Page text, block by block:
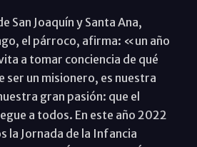
San Joaquín y Santa Ana,
el párroco, afirma: «un año
a tomar conciencia de qué
ser un misionero, es nuestra
gran pasión: que el
a todos. En este año 2022
la Jornada de la Infancia